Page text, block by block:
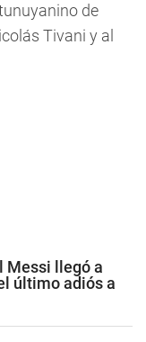
de
Tivani y al
Messi llegó a
último adiós a